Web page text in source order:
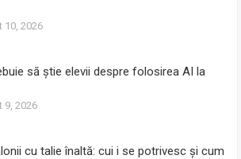
10, 2026
să știe elevii despre folosirea AI la
9, 2026
cu talie înaltă: cui i se potrivesc și cum